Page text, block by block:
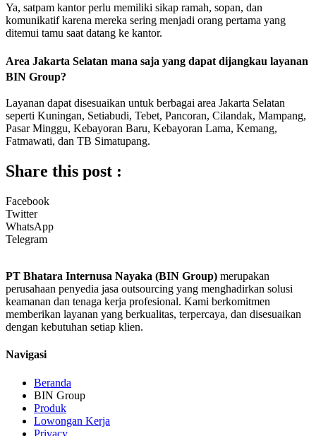
Ya, satpam kantor perlu memiliki sikap ramah, sopan, dan
komunikatif karena mereka sering menjadi orang pertama yang
ditemui tamu saat datang ke kantor.
Area Jakarta Selatan mana saja yang dapat dijangkau layanan
BIN Group?
Layanan dapat disesuaikan untuk berbagai area Jakarta Selatan
seperti Kuningan, Setiabudi, Tebet, Pancoran, Cilandak, Mampang,
Pasar Minggu, Kebayoran Baru, Kebayoran Lama, Kemang,
Fatmawati, dan TB Simatupang.
Share this post :
Facebook
Twitter
WhatsApp
Telegram
PT Bhatara Internusa Nayaka (BIN Group) merupakan
perusahaan penyedia jasa outsourcing yang menghadirkan solusi
keamanan dan tenaga kerja profesional. Kami berkomitmen
memberikan layanan yang berkualitas, terpercaya, dan disesuaikan
dengan kebutuhan setiap klien.
Navigasi
Beranda
BIN Group
Produk
Lowongan Kerja
Privacy